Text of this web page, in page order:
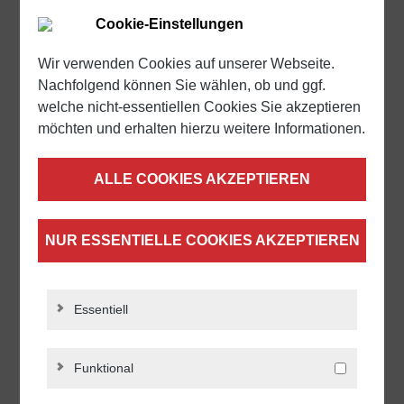
Teleskopschiene Überauszug
Cookie-Einstellungen
Wir verwenden Cookies auf unserer Webseite.
Nachfolgend können Sie wählen, ob und ggf.
welche nicht-essentiellen Cookies Sie akzeptieren
möchten und erhalten hierzu weitere Informationen.
ALLE COOKIES AKZEPTIEREN
NUR ESSENTIELLE COOKIES AKZEPTIEREN
Essentiell
Funktional